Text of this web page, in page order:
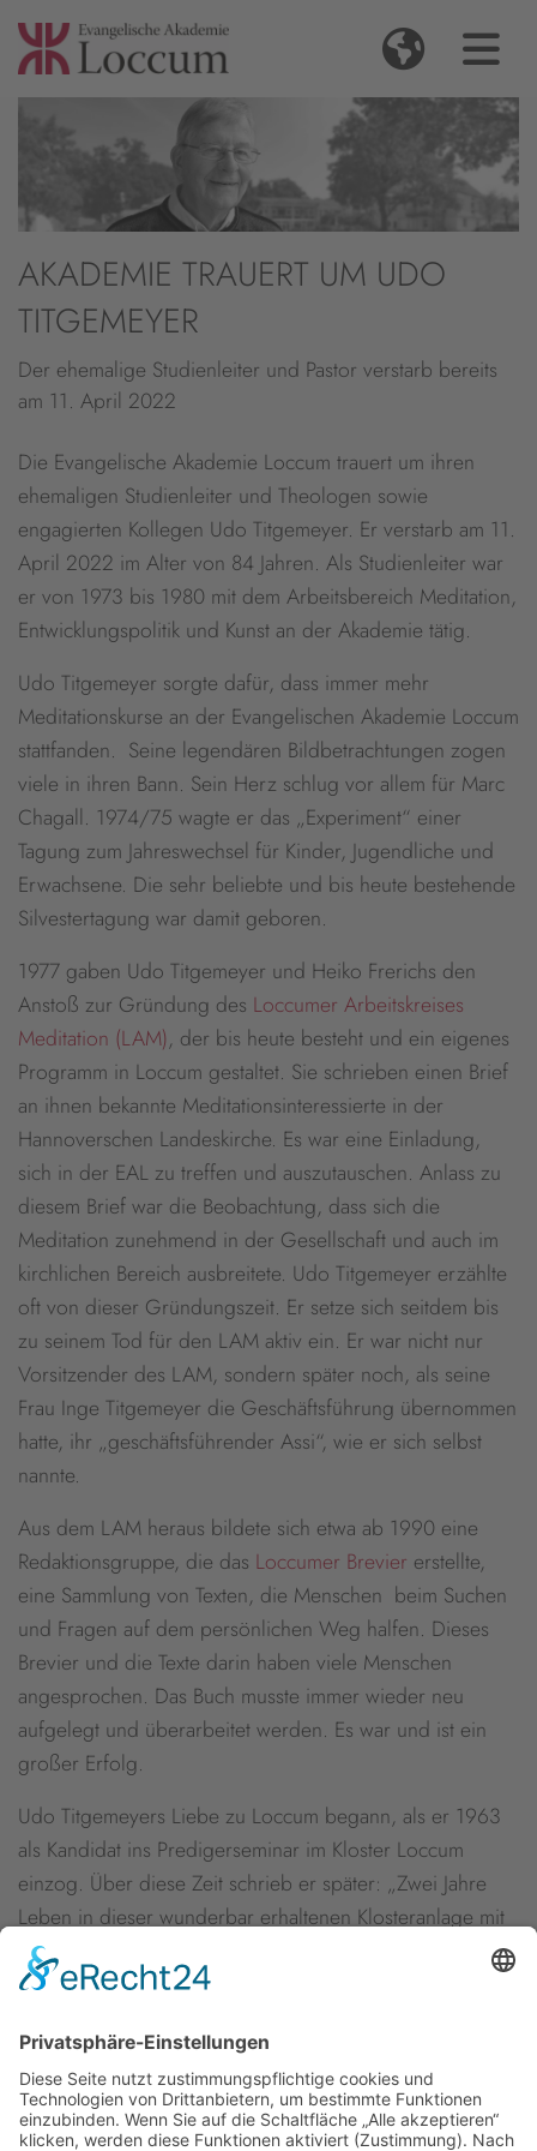
AKADEMIE TRAUERT UM UDO
TITGEMEYER
Der ehemalige Studienleiter und Pastor verstarb bereits
am 11. April 2022
Die Evangelische Akademie Loccum trauert um ihren
ehemaligen Studienleiter und Theologen sowie
engagierten Kollegen Udo Titgemeyer. Er verstarb am 11.
April 2022 im Alter von 84 Jahren. Als Studienleiter war
er von 1973 bis 1980 mit dem Arbeitsbereich Meditation,
Entwicklungspolitik und Kunst an der Akademie tätig.
Udo Titgemeyer sorgte dafür, dass immer mehr
Meditationskurse an der Evangelischen Akademie Loccum
stattfanden. Seine legendären Bildbetrachtungen zogen
viele in ihren Bann. Sein Herz schlug vor allem für Marc
Chagall. 1974/75 wagte er das „Experiment“ einer
Tagung zum Jahreswechsel für Kinder, Jugendliche und
Erwachsene. Die sehr beliebte und bis heute bestehende
Silvestertagung war damit geboren.
1977 gaben Udo Titgemeyer und Heiko Frerichs den
Anstoß zur Gründung des Loccumer Arbeitskreises
Meditation (LAM), der bis heute besteht und ein eigenes
Programm in Loccum gestaltet. Sie schrieben einen Brief
an ihnen bekannte Meditationsinteressierte in der
Hannoverschen Landeskirche. Es war eine Einladung,
sich in der EAL zu treffen und auszutauschen. Anlass zu
diesem Brief war die Beobachtung, dass sich die
Meditation zunehmend in der Gesellschaft und auch im
kirchlichen Bereich ausbreitete. Udo Titgemeyer erzählte
oft von dieser Gründungszeit. Er setze sich seitdem bis
zu seinem Tod für den LAM aktiv ein. Er war nicht nur
Vorsitzender des LAM, sondern später noch, als seine
Frau Inge Titgemeyer die Geschäftsführung übernommen
hatte, ihr „geschäftsführender Assi“, wie er sich selbst
nannte.
Aus dem LAM heraus bildete sich etwa ab 1990 eine
Redaktionsgruppe, die das Loccumer Brevier erstellte,
eine Sammlung von Texten, die Menschen beim Suchen
und Fragen auf dem persönlichen Weg halfen. Dieses
Brevier und die Texte darin haben viele Menschen
angesprochen. Das Buch musste immer wieder neu
aufgelegt und überarbeitet werden. Es war und ist ein
großer Erfolg.
Udo Titgemeyers Liebe zu Loccum begann, als er 1963
als Kandidat ins Predigerseminar im Kloster Loccum
einzog. Über diese Zeit schrieb er später: „Zwei Jahre
Leben in dieser wunderbar erhaltenen Klosteranlage mit
ihrer reichen Geschichte“: Das sei für ihn wunderbar
gewesen und habe sein ganzes Leben geprägt.
Newsletter